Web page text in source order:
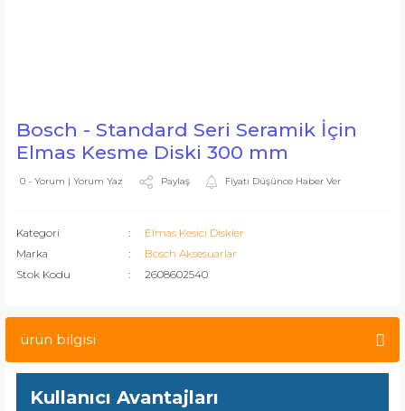
Bosch - Standard Seri Seramik İçin
Elmas Kesme Diski 300 mm
0 - Yorum | Yorum Yaz Paylaş Fiyatı Düşünce Haber Ver
Kategori
Elmas Kesici Diskler
Marka
Bosch Aksesuarlar
Stok Kodu
2608602540
ürün bilgisi
Kullanıcı Avantajları